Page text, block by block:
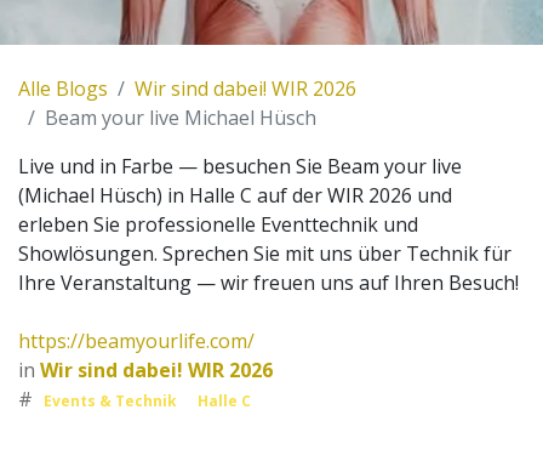
Alle Blogs
Wir sind dabei! WIR 2026
Beam your live Michael Hüsch
Live und in Farbe — besuchen Sie Beam your live
(Michael Hüsch) in Halle C auf der WIR 2026 und
erleben Sie professionelle Eventtechnik und
Showlösungen. Sprechen Sie mit uns über Technik für
Ihre Veranstaltung — wir freuen uns auf Ihren Besuch!
https://beamyourlife.com/
in Wir sind dabei! WIR 2026
#
Events & Technik Halle C